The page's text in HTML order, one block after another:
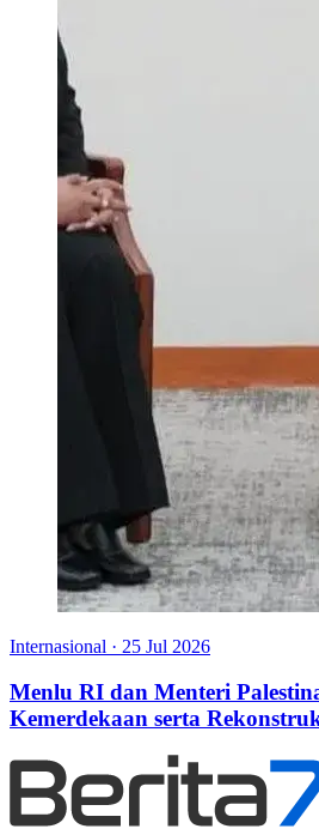
Internasional · 25 Jul 2026
Menlu RI dan Menteri
Kemerdekaan serta